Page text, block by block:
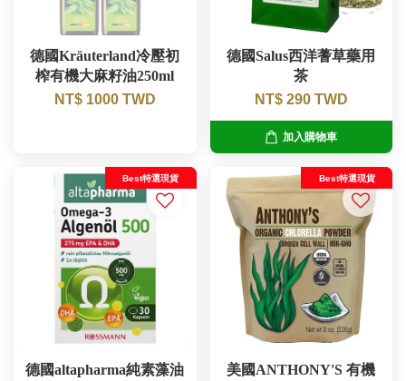
德國Kräuterland冷壓初
榨有機大麻籽油250ml
NT$ 1000 TWD
德國Salus西洋蓍草藥用
茶
NT$ 290 TWD
加入購物車
Best特選現貨
德國altapharma純素藻油
Best特選現貨
美國ANTHONY'S 有機